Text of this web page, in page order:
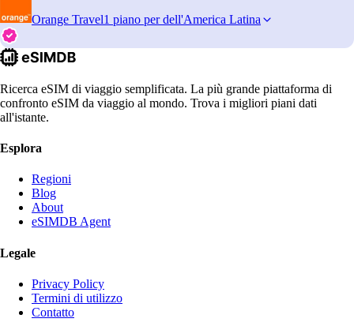
Orange Travel1 piano per dell'America Latina
Ricerca eSIM di viaggio semplificata. La più grande piattaforma di
confronto eSIM da viaggio al mondo. Trova i migliori piani dati
all'istante.
Esplora
Regioni
Blog
About
eSIMDB Agent
Legale
Privacy Policy
Termini di utilizzo
Contatto